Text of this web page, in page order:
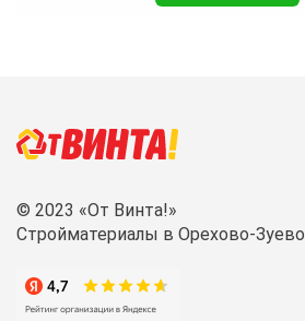
© 2023 «От Винта!»
Стройматериалы в Орехово-Зуево